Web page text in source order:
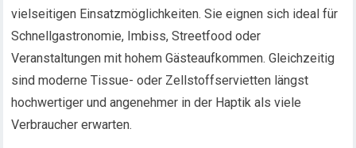
vielseitigen Einsatzmöglichkeiten. Sie eignen sich ideal für
Schnellgastronomie, Imbiss, Streetfood oder
Veranstaltungen mit hohem Gästeaufkommen. Gleichzeitig
sind moderne Tissue- oder Zellstoffservietten längst
hochwertiger und angenehmer in der Haptik als viele
Verbraucher erwarten.